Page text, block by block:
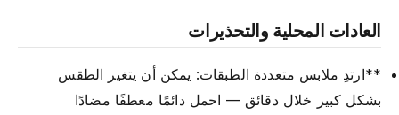
العادات المحلية والتحذيرات
**ارتدِ ملابس متعددة الطبقات: يمكن أن يتغير الطقس
بشكل كبير خلال دقائق — احمل دائمًا معطفًا مضادًا